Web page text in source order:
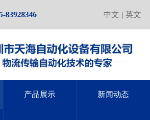
中文 | 英文
83928346
产品展示 新闻动态